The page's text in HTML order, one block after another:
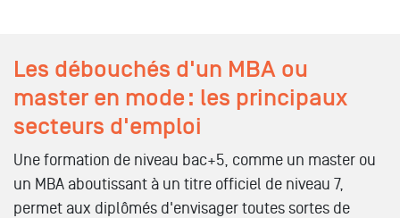
Les débouchés d'un MBA ou
master en mode : les principaux
secteurs d'emploi
Une formation de niveau bac+5, comme un master ou
un MBA aboutissant à un titre officiel de niveau 7,
permet aux diplômés d'envisager toutes sortes de